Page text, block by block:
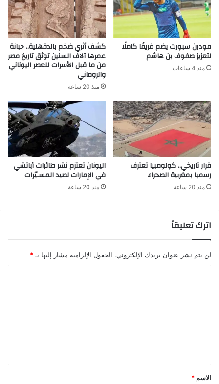
مودرن سبورت يضم فريقًا كاملًا
لتعزيز صفوف بن هاشم
منذ 4 ساعات
كشف أثري ضخم بالدقهلية.. جبانة
عمرها آلاف السنين توثق تاريخ مصر
من ما قبل الأسرات للعصر اليوناني
والروماني
منذ 20 ساعة
قرار تاريخي.. كولومبيا تعترف
رسميا بمغربية الصحراء
منذ 20 ساعة
اليونان تعتزم نشر طائرات أباتشي
في الإمارات لصيد المسـيّرات
منذ 20 ساعة
اترك تعليقاً
لن يتم نشر عنوان بريدك الإلكتروني. الحقول الإلزامية مشار إليها بـ *
*
الاسم *